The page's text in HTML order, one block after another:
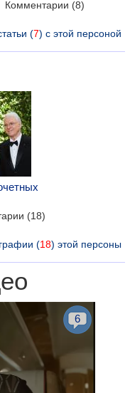
Комментарии (8)
(7) с этой персоной
(18)
(18) этой персоны
6